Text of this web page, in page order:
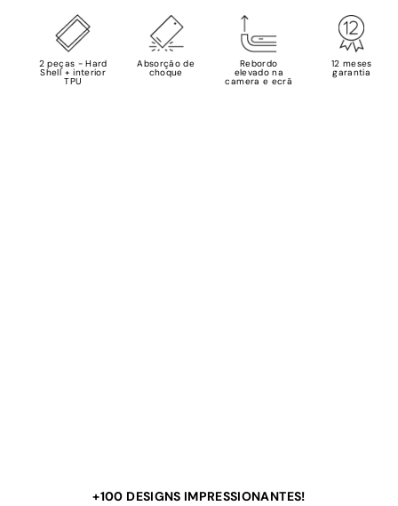
2 peças - Hard
Shell + interior
TPU
Absorção de
choque
Rebordo
elevado na
camera e ecrã
12 meses
garantia
+100 DESIGNS IMPRESSIONANTES!